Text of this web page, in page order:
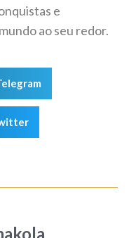
e
ao seu redor.